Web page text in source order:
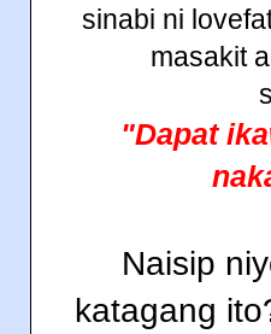
sinabi ni
masakit
"Dapat
Naisip
katagang ito